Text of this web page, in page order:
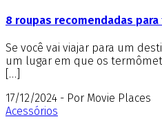
8 roupas recomendadas
Se você vai viajar para um
um lugar em que os
[…]
17/12/2024 - Por Movie Places
Acessórios